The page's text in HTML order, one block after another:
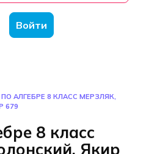
Войти
АЛГЕБРЕ 8 КЛАСС МЕРЗЛЯК,
679
8 класс
Якир